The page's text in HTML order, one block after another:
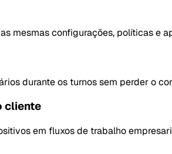
mesmas configurações, políticas e
durante os turnos sem perder o
cliente
em fluxos de trabalho